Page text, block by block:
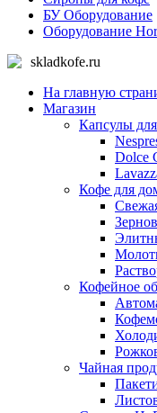
БУ Оборудование
Оборудование
skladkofe.ru
На главную
Магазин
Капсулы
Dolce
Кофе для
Кофейное
Чайная